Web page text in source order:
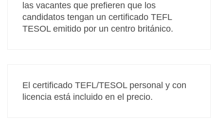
las vacantes que prefieren que los
candidatos tengan un certificado TEFL
TESOL emitido por un centro británico.
El certificado TEFL/TESOL personal y con
licencia está incluido en el precio.